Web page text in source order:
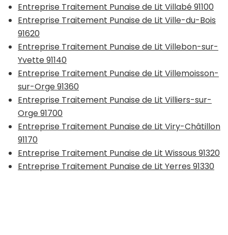
Entreprise Traitement Punaise de Lit Villabé 91100
Entreprise Traitement Punaise de Lit Ville-du-Bois
91620
Entreprise Traitement Punaise de Lit Villebon-sur-
Yvette 91140
Entreprise Traitement Punaise de Lit Villemoisson-
sur-Orge 91360
Entreprise Traitement Punaise de Lit Villiers-sur-
Orge 91700
Entreprise Traitement Punaise de Lit Viry-Châtillon
91170
Entreprise Traitement Punaise de Lit Wissous 91320
Entreprise Traitement Punaise de Lit Yerres 91330